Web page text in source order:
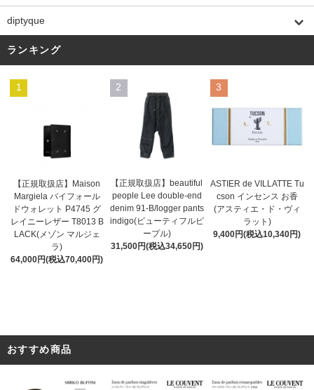
diptyque
ランキング
1
【正規取扱店】Maison
Margiela バイフォール
ドウォレット P4745 グ
レイニーレザー T8013 B
LACK(メゾン マルジェ
ラ)
64,000円(税込70,400円)
2
【正規取扱店】beautiful
people Lee double-end
denim 91-B/logger pants
indigo(ビューティフルピ
ープル)
31,500円(税込34,650円)
3
ASTIER de VILLATTE Tu
cson インセンス お香
(アスティエ・ド・ヴィ
ラット)
9,400円(税込10,340円)
おすすめ商品